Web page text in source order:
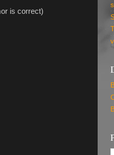
is correct)